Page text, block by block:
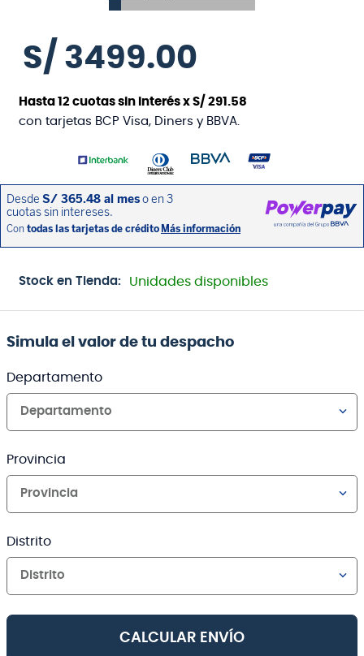
S/ 3499.00
Hasta12 cuotas sin interés xS/ 291.58
con tarjetas BCP Visa, Diners y BBVA.
Stock en Tienda: Unidades disponibles
Simula el valor de tu despacho
Departamento
Departamento
Provincia
Provincia
Distrito
Distrito
CALCULAR ENVÍO